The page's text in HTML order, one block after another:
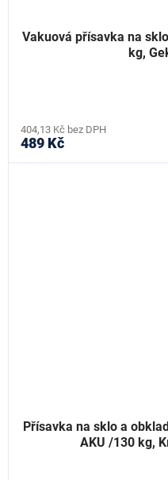
Vakuová přísavka na
kg,
404,13 Kč bez DPH
489 Kč
Přísavka na sklo a
AKU /130 kg,